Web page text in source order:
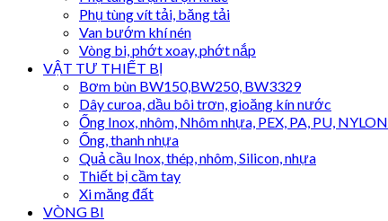
Phụ tùng vít tải, băng tải
Van bướm khí nén
Vòng bi, phớt xoay, phớt nắp
VẬT TƯ THIẾT BỊ
Bơm bùn BW150,BW250, BW3329
Dây curoa, dầu bôi trơn, gioăng kín nước
Ống Inox, nhôm, Nhôm nhựa, PEX, PA, PU, NYLON
Ống, thanh nhựa
Quả cầu Inox, thép, nhôm, Silicon, nhựa
Thiết bị cầm tay
Xi măng đất
VÒNG BI